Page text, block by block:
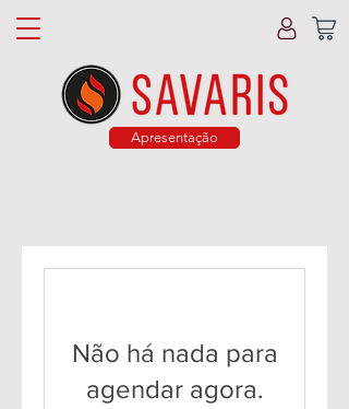
Apresentação
Não há nada para
agendar agora.